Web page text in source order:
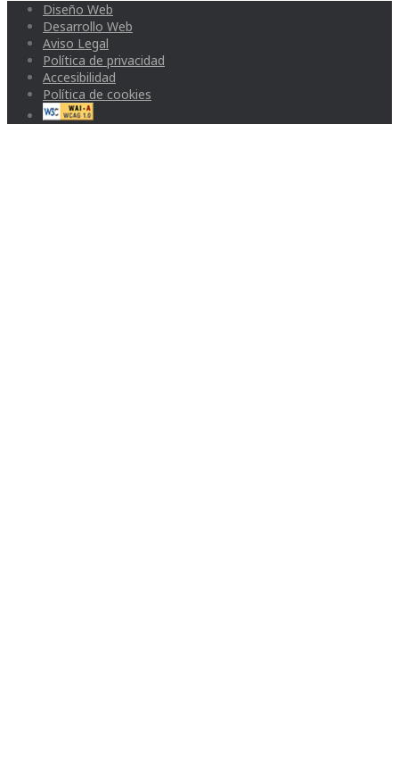
Diseño Web
Desarrollo Web
Aviso Legal
Política de privacidad
Accesibilidad
Política de cookies